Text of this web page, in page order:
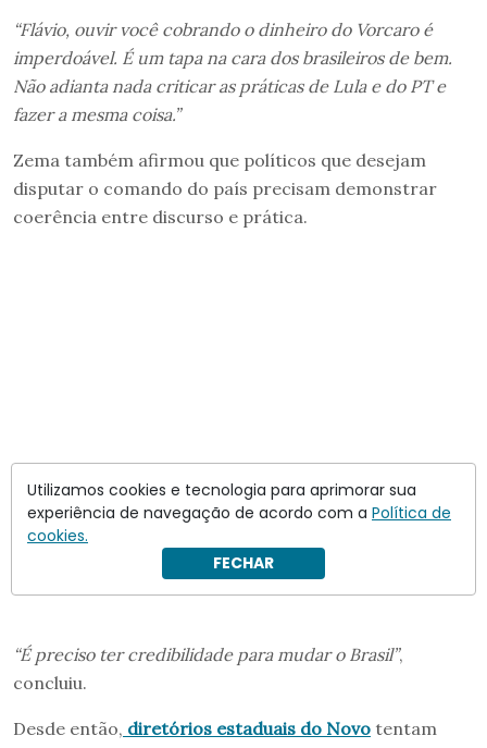
“Flávio, ouvir você cobrando o dinheiro do Vorcaro é
imperdoável. É um tapa na cara dos brasileiros de bem.
Não adianta nada criticar as práticas de Lula e do PT e
fazer a mesma coisa.”
Zema também afirmou que políticos que desejam
disputar o comando do país precisam demonstrar
coerência entre discurso e prática.
“É preciso ter credibilidade para mudar o Brasil”,
concluiu.
Desde então, diretórios estaduais do Novo tentam
Utilizamos cookies e tecnologia para aprimorar sua
experiência de navegação de acordo com a Política de
cookies.
FECHAR